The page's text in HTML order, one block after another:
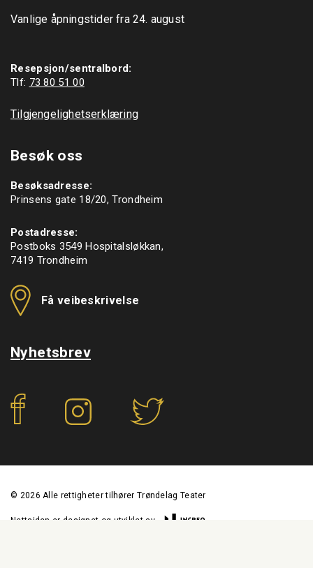
Vanlige åpningstider fra 24. august
Resepsjon/sentralbord:
Tlf: 73 80 51 00
Tilgjengelighetserklæring
Besøk oss
Besøksadresse:
Prinsens gate 18/20, Trondheim
Postadresse:
Postboks 3549 Hospitalsløkkan,
7419 Trondheim
Få veibeskrivelse
Nyhetsbrev
f
© 2026 Alle rettigheter tilhører Trøndelag Teater
Nettsiden er designet og utviklet av